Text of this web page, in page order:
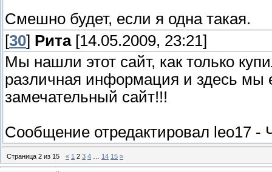
Смешно будет, если я одна такая.
[30] Рита[14.05.2009, 23:21]
Мы нашли этот сайт, как только
различная информация и здесь мы
замечательный сайт!!!
Сообщение отредактировал leo17 -
Страница 2 из 15 « 1 2 3 4 14 15 »